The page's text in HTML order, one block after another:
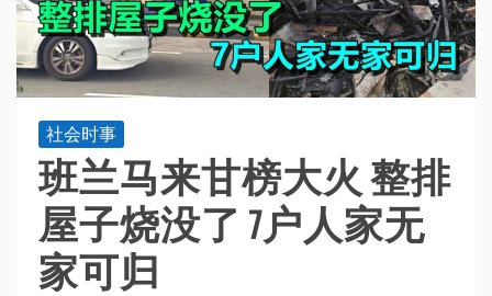
社会时事
班兰马来甘榜大火 整排
屋子烧没了 7户人家无
家可归